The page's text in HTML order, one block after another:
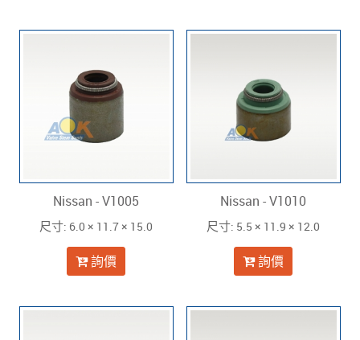
Nissan - V1005
尺寸: 6.0 × 11.7 × 15.0
詢價
Nissan - V1010
尺寸: 5.5 × 11.9 × 12.0
詢價